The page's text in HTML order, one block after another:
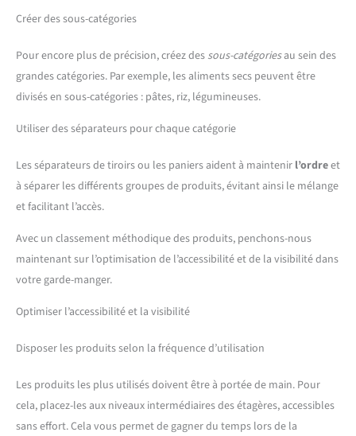
Créer des sous-catégories
Pour encore plus de précision, créez des sous-catégoriesau sein des
grandes catégories. Par exemple, les aliments secs peuvent être
divisés en sous-catégories : pâtes, riz, légumineuses.
Utiliser des séparateurs pour chaque catégorie
Les séparateurs de tiroirs ou les paniers aident à maintenir l’ordreet
à séparer les différents groupes de produits, évitant ainsi le mélange
et facilitant l’accès.
Avec un classement méthodique des produits, penchons-nous
maintenant sur l’optimisation de l’accessibilité et de la visibilité dans
votre garde-manger.
Optimiser l’accessibilité et la visibilité
Disposer les produits selon la fréquence d’utilisation
Les produits les plus utilisés doivent être à portée de main. Pour
cela, placez-les aux niveaux intermédiaires des étagères, accessibles
sans effort. Cela vous permet de gagner du temps lors de la